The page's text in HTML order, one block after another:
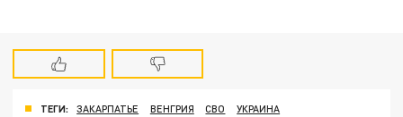
ТЕГИ: ЗАКАРПАТЬЕ ВЕНГРИЯ СВО УКРАИНА